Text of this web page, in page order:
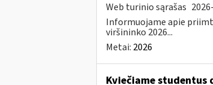
Web turinio sąrašas
Informuojame apie
viršininko 2026...
Metai: 2026
Kviečiame